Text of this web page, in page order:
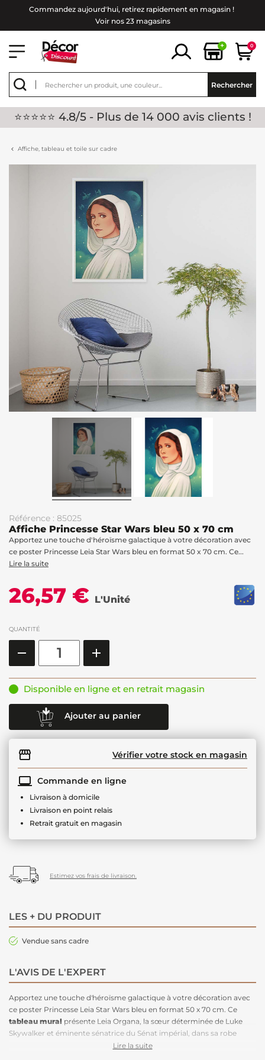
Commandez aujourd'hui, retirez rapidement en magasin !
Voir nos 23 magasins
+ 0
Rechercher
⭐⭐⭐⭐⭐ 4.8/5 - Plus de 14 000 avis clients !
Affiche, tableau et toile sur cadre
Référence : 85025
Affiche Princesse Star Wars bleu 50 x 70 cm
Apportez une touche d'héroïsme galactique à votre décoration avec
ce poster Princesse Leia Star Wars bleu en format 50 x 70 cm. Ce...
Lire la suite
26,57 € L'Unité
QUANTITÉ
Disponible en ligne et en retrait magasin
Ajouter au panier
Vérifier votre stock en magasin
Commande en ligne
Livraison à domicile
Livraison en point relais
Retrait gratuit en magasin
Estimez vos frais de livraison.
LES + DU PRODUIT
Vendue sans cadre
L'AVIS DE L'EXPERT
Apportez une touche d'héroïsme galactique à votre décoration avec
ce poster Princesse Leia Star Wars bleu en format 50 x 70 cm. Ce
tableau mural présente Leia Organa, la sœur déterminée de Luke
Skywalker et éminente sénatrice du Sénat impérial, dans sa robe
blanche iconique. Disponible en plusieurs tailles, il
Lire la suite